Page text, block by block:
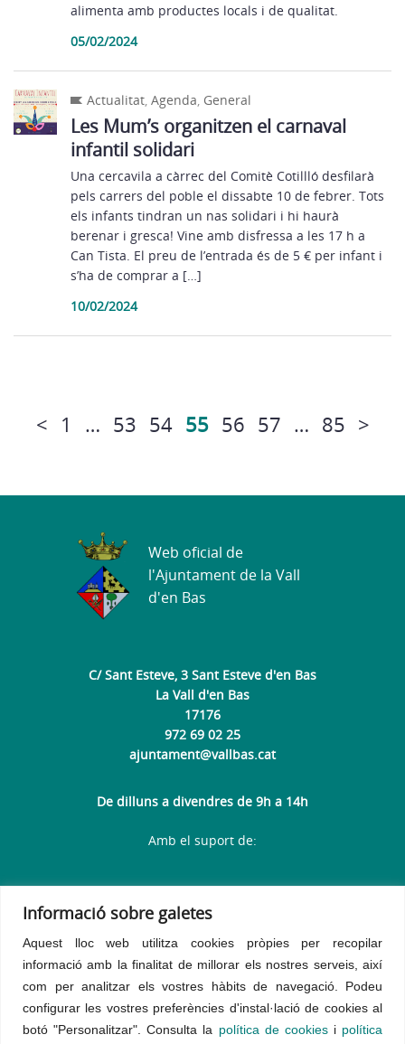
Informació sobre galetes
Aquest lloc web utilitza cookies pròpies per recopilar
informació amb la finalitat de millorar els nostres serveis, així
com per analitzar els vostres hàbits de navegació. Podeu
configurar les vostres preferències d'instal·lació de cookies al
botó "Personalitzar". Consulta la política de cookiesi política
alimenta amb productes locals i de qualitat.
05/02/2024
Actualitat,Agenda, General
Les Mum’s organitzen el carnaval
infantil solidari
Una cercavila a càrrec del Comitè Cotillló desfilarà
pels carrers del poble el dissabte 10 de febrer. Tots
els infants tindran un nas solidari i hi haurà
berenar i gresca! Vine amb disfressa a les 17 h a
Can Tista. El preu de l’entrada és de 5 € per infant i
s’ha de comprar a […]
10/02/2024
< 1 … 53 54 55 56 57 … 85 >
C/ Sant Esteve, 3 Sant Esteve d'en Bas
La Vall d'en Bas
17176
972 69 02 25
ajuntament@vallbas.cat
De dilluns a divendres de 9h a 14h
Web oficial de
l'Ajuntament de la Vall
d'en Bas
Amb el suport de: